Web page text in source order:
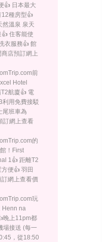
👍 日本最大
12種房型👍
然溫泉 泉天
住客能使
衣服務👍 館
店預訂網上
前
Hotel
航廈👍 電
利用免費接駁
尾班車為
訂網上查看
的
！First
1👍 距離T2
便👍 羽田
網上查看價
玩
Henn na
晚上11pm都
場接送 (每一
，從18:50